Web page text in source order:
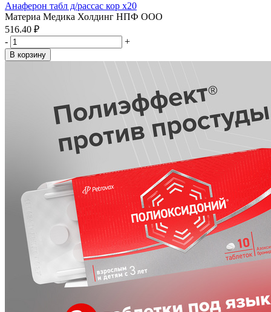
Анаферон табл д/рассас кор x20
Материа Медика Холдинг НПФ ООО
516.40 ₽
-
+
В корзину